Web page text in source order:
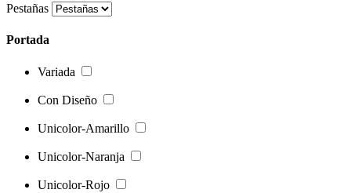
Pestañas
Portada
Variada
Con Diseño
Unicolor-Amarillo
Unicolor-Naranja
Unicolor-Rojo